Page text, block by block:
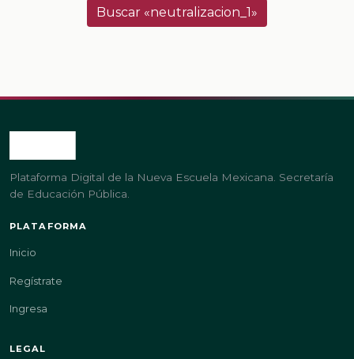
Buscar «neutralizacion_1»
Plataforma Digital de la Nueva Escuela Mexicana. Secretaría
de Educación Pública.
PLATAFORMA
Inicio
Regístrate
Ingresa
LEGAL